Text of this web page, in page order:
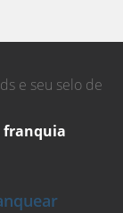
e seu selo de
franquia